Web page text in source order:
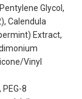
Glycol,
Calendula
Extract,
Vinyl
8